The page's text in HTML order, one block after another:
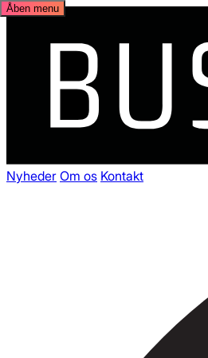
Nyheder Om os Kontakt
Åben menu